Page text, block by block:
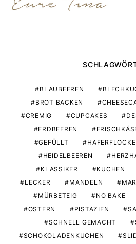
BLAUBEEREN
BROT BACKEN
CREMIG
CUPCAKES
ERDBEEREN
GEFÜLLT
HEIDELBEEREN
KLASSIKER
KUCHEN
LECKER
MANDELN
MÜRBETEIG
NO BAKE
OSTERN
PISTAZIEN
SCHNELL GEMACHT
SCHOKOLADENKUCHEN